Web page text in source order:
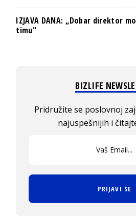
IZJAVA DANA: „Dobar direktor
timu“
BIZLIFE
Pridružite se poslovnoj
najuspešnijih i
PRIJAVI SE